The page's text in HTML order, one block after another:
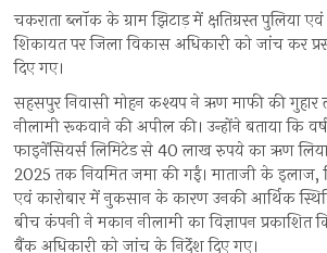
चकराता ब्लॉक के ग्राम झिटाड़ में क्षतिग्रस्त पुलिया
शिकायत पर जिला विकास अधिकारी को जांच कर
दिए गए।
सहसपुर निवासी मोहन कश्यप ने ऋण माफी की
नीलामी रूकवाने की अपील की। उन्होंने बताया कि
फाइनेंसियर्स लिमिटेड से 40 लाख रुपये का ऋण
2025 तक नियमित जमा की गईं। माताजी के इलाज,
एवं कारोबार में नुकसान के कारण उनकी आर्थिक
बीच कंपनी ने मकान नीलामी का विज्ञापन प्रकाशित
बैंक अधिकारी को जांच के निर्देश दिए गए।